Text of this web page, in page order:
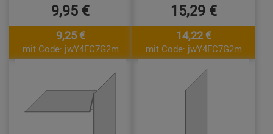
9,95 €
9,25 €
mit Code: jwY4FC7G2m
15,29 €
14,22 €
mit Code: jwY4FC7G2m